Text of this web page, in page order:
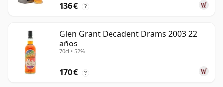
136 € ?
Glen Grant Decadent Drams 2003 22
años
70cl • 52%
170 € ?